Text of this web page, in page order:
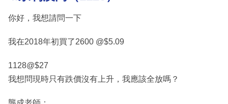
你好，我想請問一下
我在2018年初買了2600 @$5.09
1128@$27
我想問現時只有跌價沒有上升，我應該全放嗎？